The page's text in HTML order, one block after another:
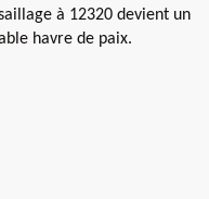
à 12320 devient un
havre de paix.